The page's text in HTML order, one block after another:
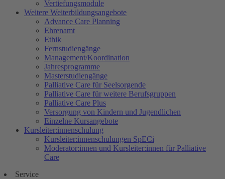
Vertiefungsmodule
Weitere Weiterbildungsangebote
Advance Care Planning
Ehrenamt
Ethik
Fernstudiengänge
Management/Koordination
Jahresprogramme
Masterstudiengänge
Palliative Care für Seelsorgende
Palliative Care für weitere Berufsgruppen
Palliative Care Plus
Versorgung von Kindern und Jugendlichen
Einzelne Kursangebote
Kursleiter:innenschulung
Kursleiter:innenschulungen SpECi
Moderator:innen und Kursleiter:innen für Palliative
Care
Service